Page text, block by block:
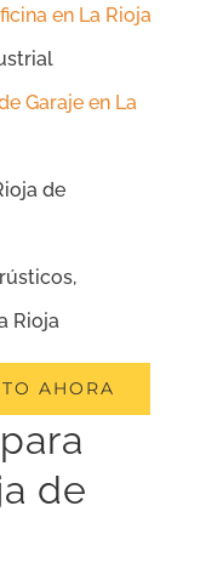
en La Rioja
Garaje en La
de
Rioja
AHORA
de